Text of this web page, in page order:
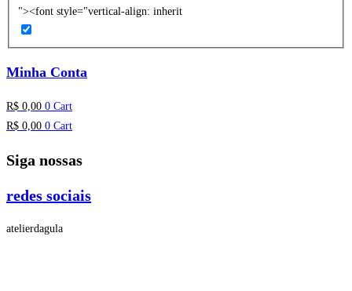
"><font style="vertical-align: inherit
Minha Conta
R$ 0,00 0 Cart
R$ 0,00 0 Cart
Siga nossas
redes sociais
atelierdagula